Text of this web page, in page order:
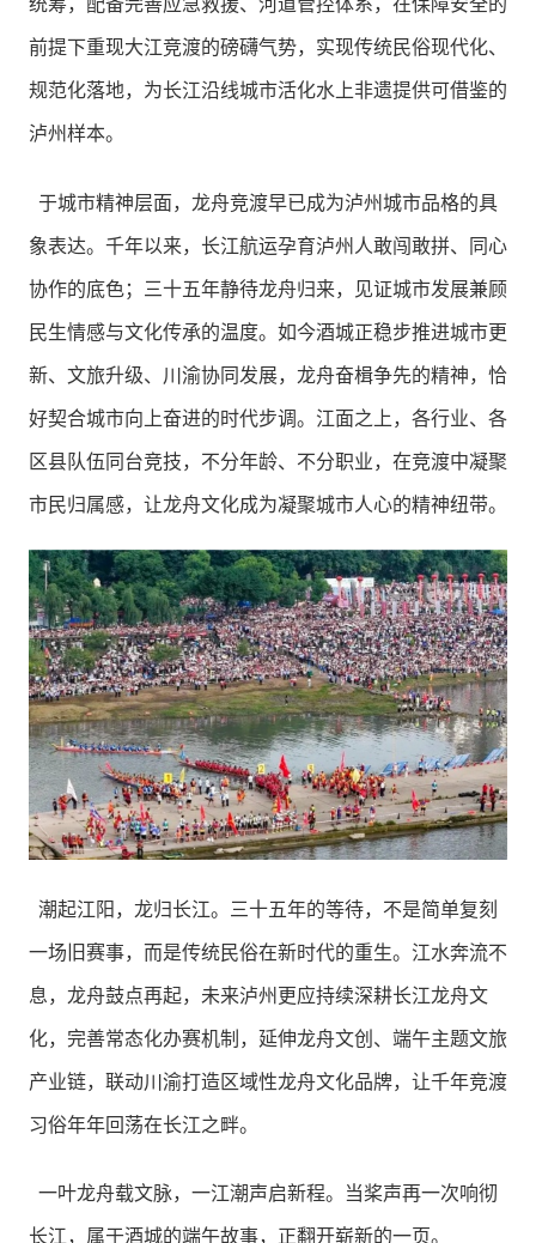
统筹，配备完善应急救援、河道管控体系，在保障安全的
前提下重现大江竞渡的磅礴气势，实现传统民俗现代化、
规范化落地，为长江沿线城市活化水上非遗提供可借鉴的
泸州样本。
于城市精神层面，龙舟竞渡早已成为泸州城市品格的具
象表达。千年以来，长江航运孕育泸州人敢闯敢拼、同心
协作的底色；三十五年静待龙舟归来，见证城市发展兼顾
民生情感与文化传承的温度。如今酒城正稳步推进城市更
新、文旅升级、川渝协同发展，龙舟奋楫争先的精神，恰
好契合城市向上奋进的时代步调。江面之上，各行业、各
区县队伍同台竞技，不分年龄、不分职业，在竞渡中凝聚
市民归属感，让龙舟文化成为凝聚城市人心的精神纽带。
潮起江阳，龙归长江。三十五年的等待，不是简单复刻
一场旧赛事，而是传统民俗在新时代的重生。江水奔流不
息，龙舟鼓点再起，未来泸州更应持续深耕长江龙舟文
化，完善常态化办赛机制，延伸龙舟文创、端午主题文旅
产业链，联动川渝打造区域性龙舟文化品牌，让千年竞渡
习俗年年回荡在长江之畔。
一叶龙舟载文脉，一江潮声启新程。当桨声再一次响彻
长江，属于酒城的端午故事，正翻开崭新的一页。